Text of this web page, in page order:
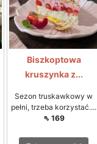
Biszkoptowa
kruszynka z...
Sezon truskawkowy w
pełni, trzeba korzystać....
⇖ 169